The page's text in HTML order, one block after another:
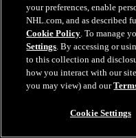
your preferences, enable
NHL.com, and as described
Cookie Policy. To manage
Settings. By accessing or
to this collection and
how you interact with our
you may view) and our
Cookie Settings